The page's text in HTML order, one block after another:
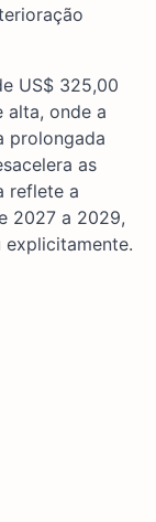
US$ 325,00
alta, onde a
prolongada
as
reflete a
2027 a 2029,
explicitamente.